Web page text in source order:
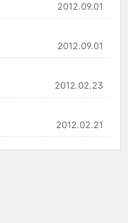
2012.09.01
2012.09.01
2012.02.23
2012.02.21